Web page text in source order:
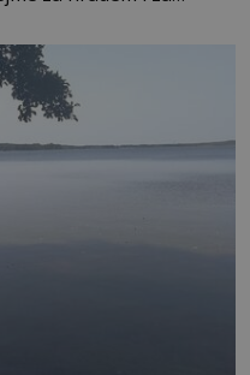
vznikla někdy
zaznamenali